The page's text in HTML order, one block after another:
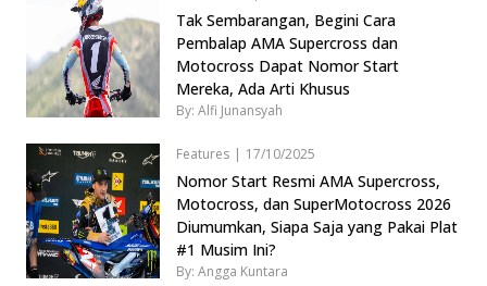
Tak Sembarangan, Begini Cara
Pembalap AMA Supercross dan
Motocross Dapat Nomor Start
Mereka, Ada Arti Khusus
By: Alfi Junansyah
Features | 17/10/2025
Nomor Start Resmi AMA Supercross,
Motocross, dan SuperMotocross 2026
Diumumkan, Siapa Saja yang Pakai Plat
#1 Musim Ini?
By: Angga Kuntara